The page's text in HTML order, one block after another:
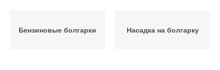
Бензиновые болгарки Насадка на болгарку